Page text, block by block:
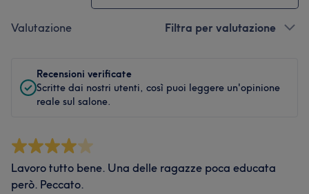
Valutazione Filtra per valutazione
Recensioni verificate
Scritte dai nostri utenti, così puoi leggere un'opinione
reale sul salone.
Lavoro tutto bene. Una delle ragazze poca educata
però. Peccato.